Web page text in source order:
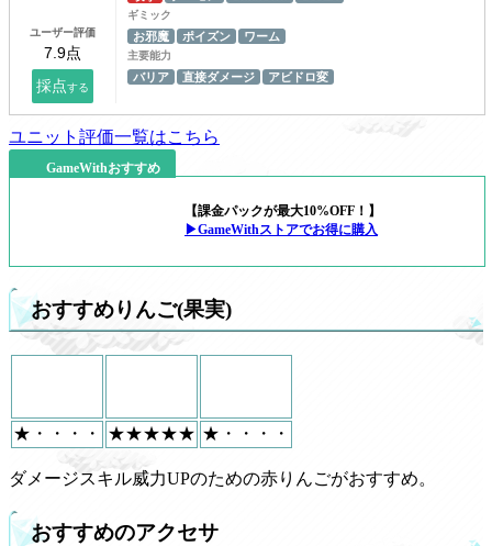
ユーザー評価
ギミック
お邪魔 ポイズン ワーム
主要能力
バリア 直接ダメージ アビドロ変
ユニット評価一覧はこちら
GameWithおすすめ
【課金パックが最大10%OFF！】
▶GameWithストアでお得に購入
おすすめりんご(果実)
★・・・・ ★★★★★ ★・・・・
ダメージスキル威力UPのための赤りんごがおすすめ。
おすすめのアクセサ